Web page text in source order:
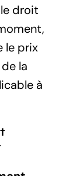
droit
le prix
la
à